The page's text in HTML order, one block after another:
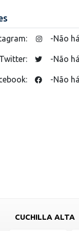
-Não
Twitter: -Não
-Não
CUCHILLA ALTA